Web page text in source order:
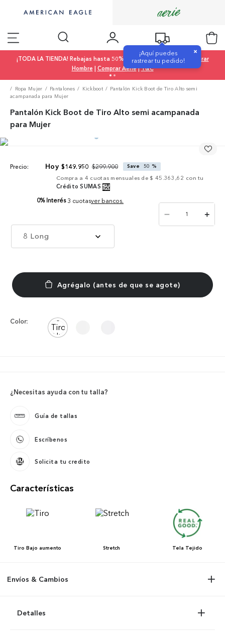
¡Aquí puedes
rastrear tu pedido!
×
¡TODA LA TIENDA! Rebajas hasta 50% OFF |Comprar Mujer|
Comprar
Hombre | Comprar Aerie|T&C
Ropa Mujer Pantalones Kickboot
Pantalón Kick Boot de Tiro Alto semi
acampanada para Mujer
Pantalón Kick Boot de Tiro Alto semi acampanada
para Mujer
Precio: $149. 950 $299.900 Save 50 %
Compra a 4 cuotas mensuales de $ 45.363,62 con tu
Crédito SUMAS
0% Interés 3 cuotasver bancos.
8 Long
＋
－
Color:
¿Necesitas ayuda con tu talla?
Guía de tallas
Escríbenos
Solicita tu credito
Características
Tiro Bajo aumento Stretch Tela Tejido
Envíos & Cambios
Detalles